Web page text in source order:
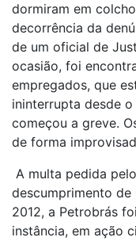
dormiram em
decorrência da
de um oficial de
ocasião, foi
empregados, que
ininterrupta desde
começou a greve.
de forma
A multa pedida
descumprimento de
2012, a Petrobrás
instância, em ação